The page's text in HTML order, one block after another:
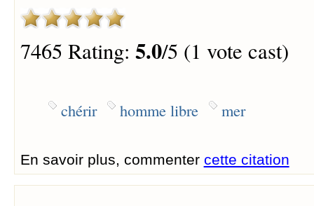
7465 Rating: 5.0/5 (1 vote cast)
chérir homme libre mer
En savoir plus, commenter cette citation